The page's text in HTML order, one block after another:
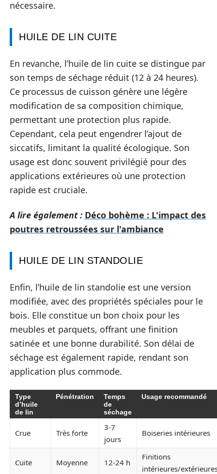
nécessaire.
HUILE DE LIN CUITE
En revanche, l’huile de lin cuite se distingue par
son temps de séchage réduit (12 à 24 heures).
Ce processus de cuisson génère une légère
modification de sa composition chimique,
permettant une protection plus rapide.
Cependant, cela peut engendrer l’ajout de
siccatifs, limitant la qualité écologique. Son
usage est donc souvent privilégié pour des
applications extérieures où une protection
rapide est cruciale.
A lire également : Déco bohème : L'impact des
poutres retroussées sur l'ambiance
HUILE DE LIN STANDOLIE
Enfin, l’huile de lin standolie est une version
modifiée, avec des propriétés spéciales pour le
bois. Elle constitue un bon choix pour les
meubles et parquets, offrant une finition
satinée et une bonne durabilité. Son délai de
séchage est également rapide, rendant son
application plus commode.
Type
d’huile
de lin
Pénétration
Temps
de
séchage
Usage recommandé
Crue Très forte
3-7
jours
Boiseries intérieures
Cuite Moyenne 12-24 h
Finitions
intérieures/